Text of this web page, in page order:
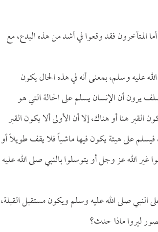
المتأخرون فقد وقعوا في أشد من هذه البدع، مع
عليه وسلم، بمعنى أنه في هذه الحال يكون
يرون أن الإنسان يسلم على الحالة التي هو
هنا أو هناك، إلا أن الأولى ألا يكون القبر
فيسلم على هيئة يكون فيها ماشياً فلا يقف طويلاً أو
الله عز وجل أو يتوسلوا بالنبي صلى الله عليه
النبي صلى الله عليه وسلم ويكون مستقبل القبلة،
ليروا ماذا حدث؟